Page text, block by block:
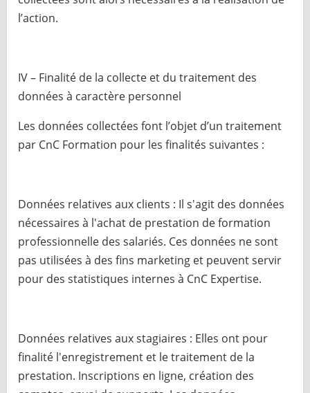
l’action.
IV – Finalité de la collecte et du traitement des
données à caractère personnel
Les données collectées font l’objet d’un traitement
par CnC Formation pour les finalités suivantes :
Données relatives aux clients : Il s'agit des données
nécessaires à l'achat de prestation de formation
professionnelle des salariés. Ces données ne sont
pas utilisées à des fins marketing et peuvent servir
pour des statistiques internes à CnC Expertise.
Données relatives aux stagiaires : Elles ont pour
finalité l'enregistrement et le traitement de la
prestation. Inscriptions en ligne, création des